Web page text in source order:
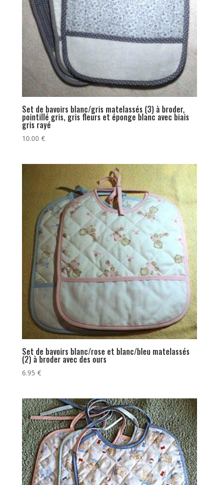
Set de bavoirs blanc/gris matelassés (3) à broder,
pointillé gris, gris fleurs et éponge blanc avec biais
gris rayé
10.00 €
Set de bavoirs blanc/rose et blanc/bleu matelassés
(2) à broder avec des ours
6.95 €